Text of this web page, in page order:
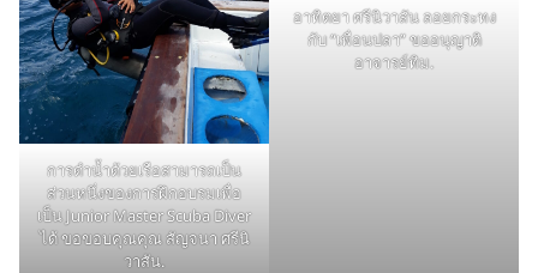
การดำน้ำด้วยเรือสามารถเป็น
ส่วนหนึ่งของการฝึกอบรมเพื่อ
เป็น Junior Master Scuba Diver
ได้ ขอขอบคุณคุณ สัญจนา ศรีนิ
วาสัน.
อาทิตยา ศรีนิวาสัน ลอยกระทง
กับ “เพื่อนปลา” ขออนุญาติ
อาจารย์ทิม.